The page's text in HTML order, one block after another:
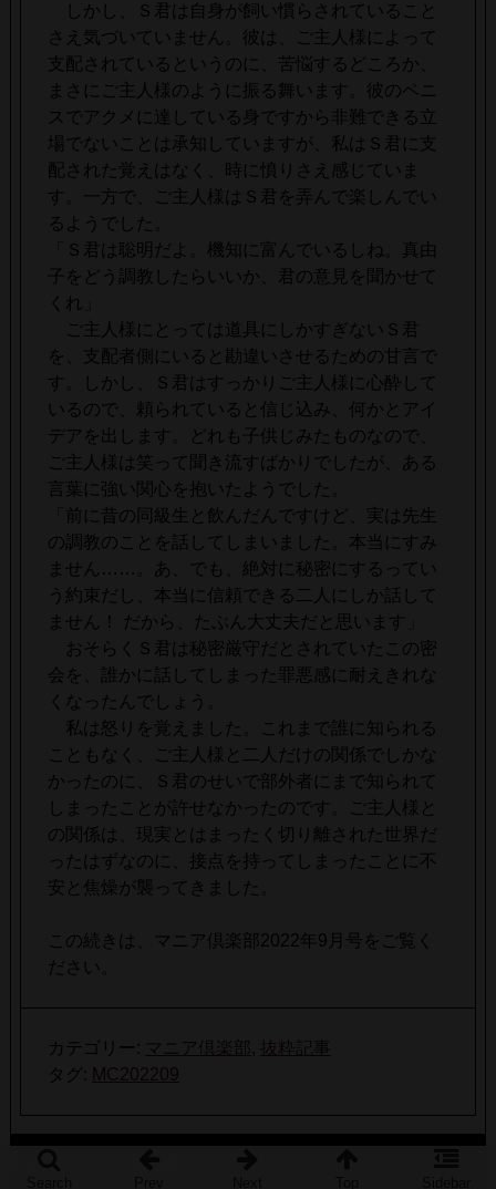
しかし、Ｓ君は自身が飼い慣らされていること
さえ気づいていません。彼は、ご主人様によって
支配されているというのに、苦悩するどころか、
まさにご主人様のように振る舞います。彼のペニ
スでアクメに達している身ですから非難できる立
場でないことは承知していますが、私はＳ君に支
配された覚えはなく、時に憤りさえ感じていま
す。一方で、ご主人様はＳ君を弄んで楽しんでい
るようでした。
「Ｓ君は聡明だよ。機知に富んでいるしね。真由
子をどう調教したらいいか、君の意見を聞かせて
くれ」
ご主人様にとっては道具にしかすぎないＳ君
を、支配者側にいると勘違いさせるための甘言で
す。しかし、Ｓ君はすっかりご主人様に心酔して
いるので、頼られていると信じ込み、何かとアイ
デアを出します。どれも子供じみたものなので、
ご主人様は笑って聞き流すばかりでしたが、ある
言葉に強い関心を抱いたようでした。
「前に昔の同級生と飲んだんですけど、実は先生
の調教のことを話してしまいました。本当にすみ
ません……。あ、でも、絶対に秘密にするってい
う約束だし、本当に信頼できる二人にしか話して
ません！ だから、たぶん大丈夫だと思います」
おそらくＳ君は秘密厳守だとされていたこの密
会を、誰かに話してしまった罪悪感に耐えきれな
くなったんでしょう。
私は怒りを覚えました。これまで誰に知られる
こともなく、ご主人様と二人だけの関係でしかな
かったのに、Ｓ君のせいで部外者にまで知られて
しまったことが許せなかったのです。ご主人様と
の関係は、現実とはまったく切り離された世界だ
ったはずなのに、接点を持ってしまったことに不
安と焦燥が襲ってきました。
この続きは、マニア倶楽部2022年9月号をご覧く
ださい。
カテゴリー: マニア倶楽部 ,
抜粋記事
タグ: MC202209